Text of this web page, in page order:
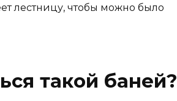
лестницу, чтобы можно было
такой баней?